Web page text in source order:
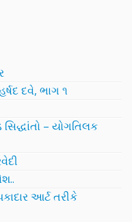
દવે, ભાગ ૧
– યોગતિલક
આર્ટ તરીકે